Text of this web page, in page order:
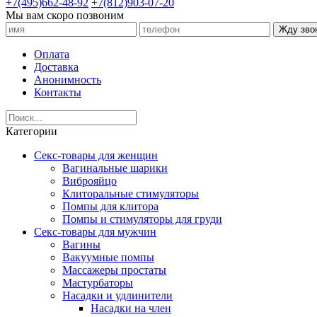
+7(495)662-48-92 +7(812)903-07-20
Мы вам скоро позвоним
Жду
Оплата
Доставка
Анонимность
Контакты
Категории
Секс-товары для женщин
Вагинальные шарики
Виброяйцо
Клиторальные стимуляторы
Помпы для клитора
Помпы и стимуляторы для груди
Секс-товары для мужчин
Вагины
Вакуумные помпы
Массажеры простаты
Мастурбаторы
Насадки и удлинители
Насадки на член